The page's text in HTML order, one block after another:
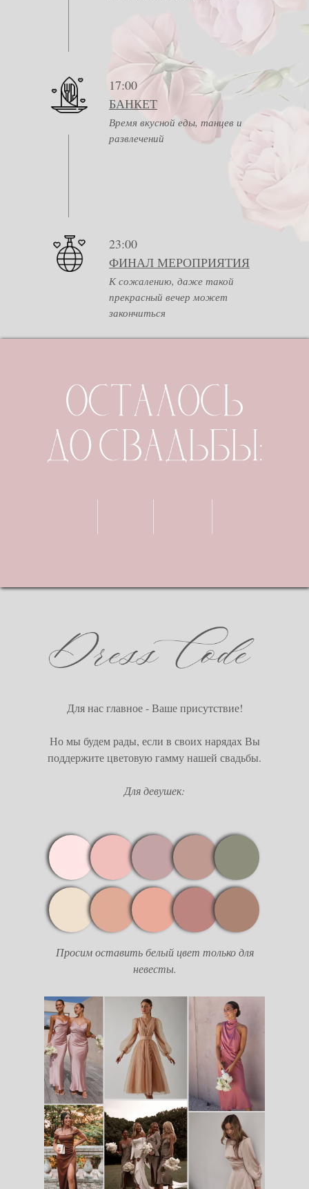
17:00
БАНКЕТ
Время вкусной еды, танцев и
развлечений
23:00
ФИНАЛ МЕРОПРИЯТИЯ
К сожалению, даже такой
прекрасный вечер может
закончиться
Для нас главное - Ваше присутствие!
Но мы будем рады, если в своих нарядах Вы
поддержите цветовую гамму нашей свадьбы.
Для девушек:
Просим оставить белый цвет только для
невесты.